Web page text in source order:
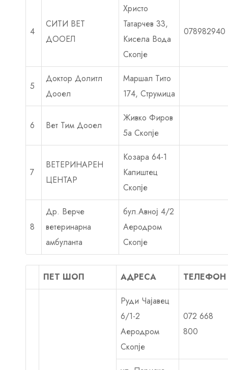
4
СИТИ ВЕТ
ДООЕЛ
Христо
Татарчев 33,
Кисела Вода
Скопје
078982940
5
Доктор Долитл
Дооел
Маршал Тито
174, Струмица
6 Вет Тим Дооел
Живко Фиров
5а Скопје
7
ВЕТЕРИНАРЕН
ЦЕНТАР
Козара 64-1
Капиштец
Скопје
8
Др. Верче
ветеринарна
амбуланта
бул.Авној 4/2
Аеродром
Скопје
ПЕТ ШОП АДРЕСА ТЕЛЕФОН
Руди Чајавец
6/1-2
Аеродром
Скопје
072 668
800